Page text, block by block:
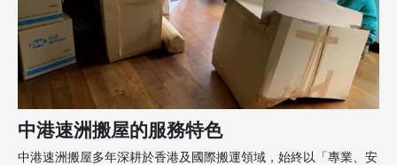
中港速洲搬屋的服務特色
中港速洲搬屋多年深耕於香港及國際搬運領域，始終以「專業、安